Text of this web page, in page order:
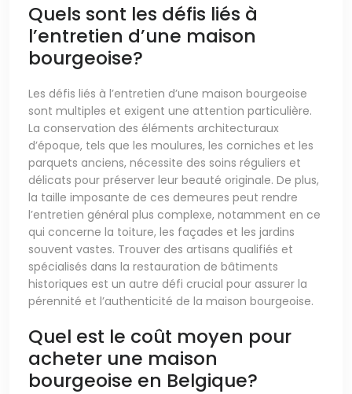
Quels sont les défis liés à
l’entretien d’une maison
bourgeoise?
Les défis liés à l’entretien d’une maison bourgeoise
sont multiples et exigent une attention particulière.
La conservation des éléments architecturaux
d’époque, tels que les moulures, les corniches et les
parquets anciens, nécessite des soins réguliers et
délicats pour préserver leur beauté originale. De plus,
la taille imposante de ces demeures peut rendre
l’entretien général plus complexe, notamment en ce
qui concerne la toiture, les façades et les jardins
souvent vastes. Trouver des artisans qualifiés et
spécialisés dans la restauration de bâtiments
historiques est un autre défi crucial pour assurer la
pérennité et l’authenticité de la maison bourgeoise.
Quel est le coût moyen pour
acheter une maison
bourgeoise en Belgique?